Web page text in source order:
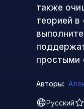
также
теорией в
простыми
Авторы:
Русский